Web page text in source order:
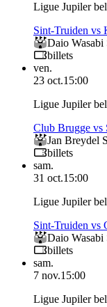
Ligue Jupiler
Sint-Truiden vs
Daio Wasabi
billets
ven.
23 oct.15:00
Ligue Jupiler
Club Brugge vs
Jan Breydel
billets
sam.
31 oct.15:00
Ligue Jupiler
Sint-Truiden vs
Daio Wasabi
billets
sam.
7 nov.15:00
Ligue Jupiler